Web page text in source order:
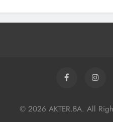
Učestvovao U Napadima
© 2026 AKTER.BA. All